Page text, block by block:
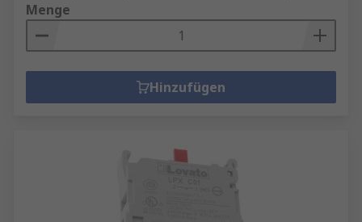
Menge
Hinzufügen